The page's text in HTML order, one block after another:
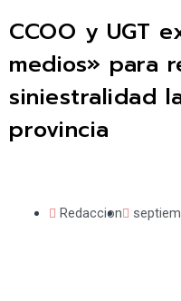
CCOO y UGT
medios» para
siniestralidad
provincia
Redaccion